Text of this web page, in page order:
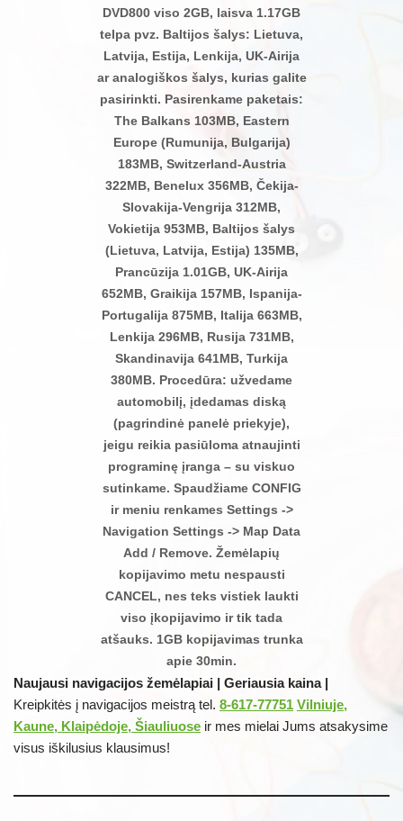
DVD800 viso 2GB, laisva 1.17GB
telpa pvz. Baltijos šalys: Lietuva,
Latvija, Estija, Lenkija, UK-Airija
ar analogiškos šalys, kurias galite
pasirinkti. Pasirenkame paketais:
The Balkans 103MB, Eastern
Europe (Rumunija, Bulgarija)
183MB, Switzerland-Austria
322MB, Benelux 356MB, Čekija-
Slovakija-Vengrija 312MB,
Vokietija 953MB, Baltijos šalys
(Lietuva, Latvija, Estija) 135MB,
Prancūzija 1.01GB, UK-Airija
652MB, Graikija 157MB, Ispanija-
Portugalija 875MB, Italija 663MB,
Lenkija 296MB, Rusija 731MB,
Skandinavija 641MB, Turkija
380MB. Procedūra: užvedame
automobilį, įdedamas diską
(pagrindinė panelė priekyje),
jeigu reikia pasiūloma atnaujinti
programinę įranga – su viskuo
sutinkame. Spaudžiame CONFIG
ir meniu renkames Settings ->
Navigation Settings -> Map Data
Add / Remove. Žemėlapių
kopijavimo metu nespausti
CANCEL, nes teks vistiek laukti
viso įkopijavimo ir tik tada
atšauks. 1GB kopijavimas trunka
apie 30min.
Naujausi navigacijos žemėlapiai | Geriausia kaina |
Kreipkitės į navigacijos meistrą tel. 8-617-77751 Vilniuje,
Kaune, Klaipėdoje, Šiauliuose ir mes mielai Jums atsakysime
visus iškilusius klausimus!